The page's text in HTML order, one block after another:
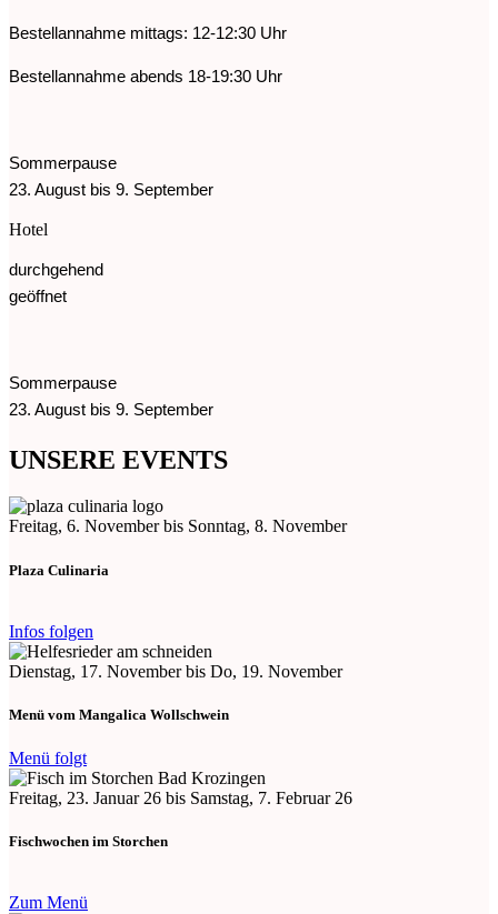
Bestellannahme mittags: 12-12:30 Uhr
Bestellannahme abends 18-19:30 Uhr
Sommerpause
23. August bis 9. September
Hotel
durchgehend
geöffnet
Sommerpause
23. August bis 9. September
UNSERE EVENTS
Freitag, 6. November bis Sonntag, 8. November
Plaza Culinaria
Infos folgen
Dienstag, 17. November bis Do, 19. November
Menü vom Mangalica Wollschwein
Menü folgt
Freitag, 23. Januar 26 bis Samstag, 7. Februar 26
Fischwochen im Storchen
Zum Menü